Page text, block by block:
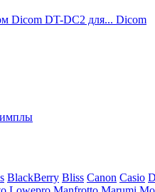
Dicom DT-DC2 для... Dicom
BlackBerry Bliss Canon Casio